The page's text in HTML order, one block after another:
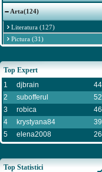
Arta(124)
Literatura (127)
Pictura (31)
Top Expert
1
djbrain
2
subofferul
3
robica
4
krystyana84
5
elena2008
Top Statistici